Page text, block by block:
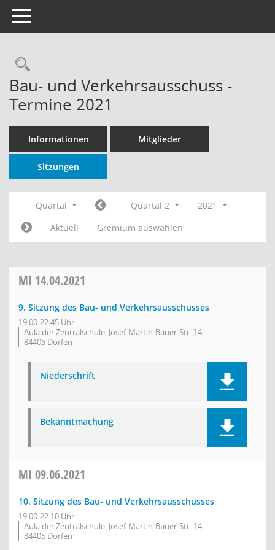
Toggle navigation
Rechercheauswahl
Bau- und Verkehrsausschuss -
Termine 2021
Informationen Mitglieder
Sitzungen
Quartal Quartal 2
2021
Aktuell
Gremium auswählen
MI 14.04.2021
9. Sitzung des Bau- und Verkehrsausschusses
19:00-22:45 Uhr
Aula der Zentralschule, Josef-Martin-Bauer-Str. 14,
84405 Dorfen
Niederschrift
Bekanntmachung
MI 09.06.2021
10. Sitzung des Bau- und Verkehrsausschusses
19:00-22:10 Uhr
Aula der Zentralschule, Josef-Martin-Bauer-Str. 14,
84405 Dorfen